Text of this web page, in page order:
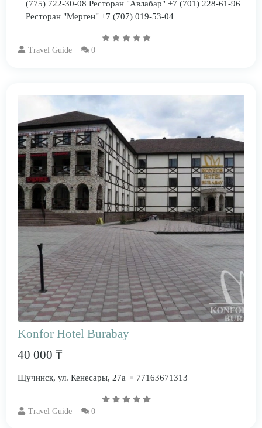
(775) 722-30-08 Ресторан "Авлабар" +7 (701) 228-61-96
Ресторан "Мерген" +7 (707) 019-53-04
Travel Guide 0
Konfor Hotel Burabay
40 000 ₸
Щучинск, ул. Кенесары, 27а 77163671313
Travel Guide 0